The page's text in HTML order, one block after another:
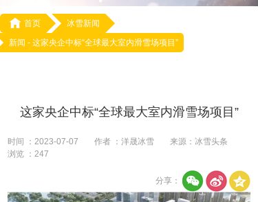
 首页
冰雪新闻
新闻 - 这家央企中标“全球最大室内滑雪场项目”
这家央企中标“全球最大室内滑雪场项目”
时间 ：2023-07-07 作者 ：洋晟冰雪
来源：冰雪头条
浏览 ：247
分享：